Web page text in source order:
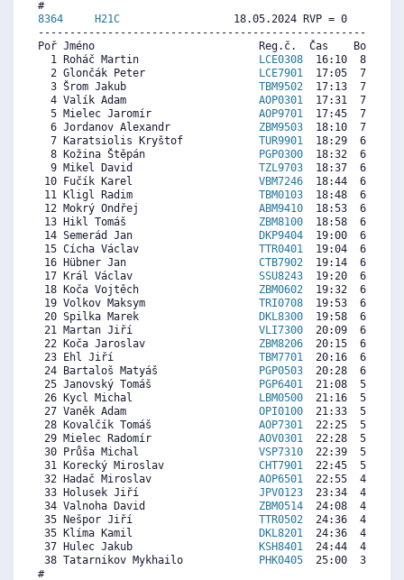
8364
H21C
18.05.2024 RVP = 0     IP
Poř Jméno                          Reg.č.  Čas    Body
  1 Roháč Martin
LCE0308
16:10  8066
  2 Glončák Peter
LCE7901
17:05  7643
  3 Šrom Jakub
TBM9502
17:13  7582
  4 Valík Adam
AOP0301
17:31  7443
  5 Mielec Jaromír
AOP9701
17:45  7336
  6 Jordanov Alexandr
ZBM9503
18:10  7143
  7 Karatsiolis Kryštof
TUR9901
18:29  6997
  8 Kožina Štěpán
PGP0300
18:32  6974
  9 Mikel David
TZL9703
18:37  6936
10 Fučík Karel VBM7246
18:44  6882
11 Kligl Radim TBM0103
18:48  6851
12 Mokrý Ondřej ABM9410
18:53  6813
13 Hikl Tomáš ZBM8100
18:58  6774
14 Semerád Jan
DKP9404
19:00  6759
15 Cícha Václav TTR0401
19:04  6728
16 Hübner Jan CTB7902
19:14  6651
17 Král Václav SSU8243
19:20  6605
18 Koča Vojtěch ZBM0602
19:32  6513
19 Volkov Maksym TRI0708
19:53  6351
20 Spilka Marek
DKL8300
19:58  6313
21 Martan Jiří VLI7300
20:09  6228
22 Koča Jaroslav ZBM8206
20:15  6182
23 Ehl Jiří TBM7701
20:16  6174
24 Bartaloš Matyáš
PGP0503
20:28  6082
25 Janovský Tomáš
PGP6401
21:08  5774
26 Kycl Michal
LBM0500
21:16  5713
27 Vaněk Adam OPI0100
21:33  5582
28 Kovalčík Tomáš AOP7301
22:25  5182
29 Mielec Radomír AOV0301
22:28  5159
30 Průša Michal VSP7310
22:39  5074
31 Korecký Miroslav CHT7901
22:45  5028
32 Hadač Miroslav AOP6501
22:55  4951
33 Holusek Jiří JPV0123
23:34  4651
34 Valnoha David ZBM0514
24:08  4390
35 Nešpor Jiří TTR0502
24:36  4174
35 Klíma Kamil
DKL8201
24:36  4174
37 Hulec Jakub
KSH8401
24:44  4113
38 Tatarnikov Mykhailo
PHK0405
25:00  3990